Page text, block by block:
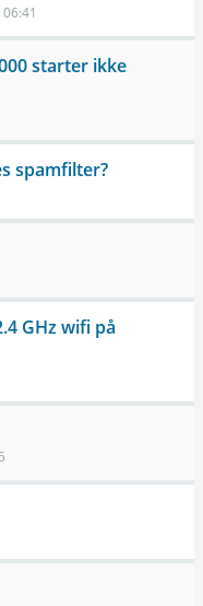
starter ikke
spamfilter?
GHz wifi på